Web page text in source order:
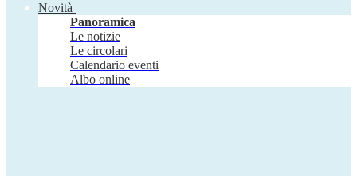
Novità
Panoramica
Le notizie
Le circolari
Calendario eventi
Albo online